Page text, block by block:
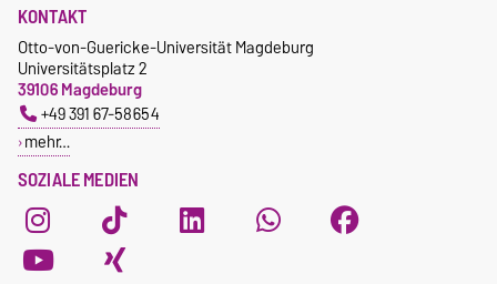
SOZIALE MEDIEN
KONTAKT
Otto-von-Guericke-Universität Magdeburg
Universitätsplatz 2
39106 Magdeburg
+49 391 67-58654
mehr…